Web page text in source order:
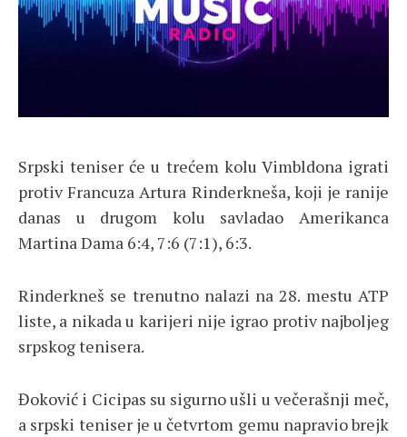
Srpski teniser će u trećem kolu Vimbldona igrati
protiv Francuza Artura Rinderkneša, koji je ranije
danas u drugom kolu savladao Amerikanca
Martina Dama 6:4, 7:6 (7:1), 6:3.
Rinderkneš se trenutno nalazi na 28. mestu ATP
liste, a nikada u karijeri nije igrao protiv najboljeg
srpskog tenisera.
Đoković i Cicipas su sigurno ušli u večerašnji meč,
a srpski teniser je u četvrtom gemu napravio brejk